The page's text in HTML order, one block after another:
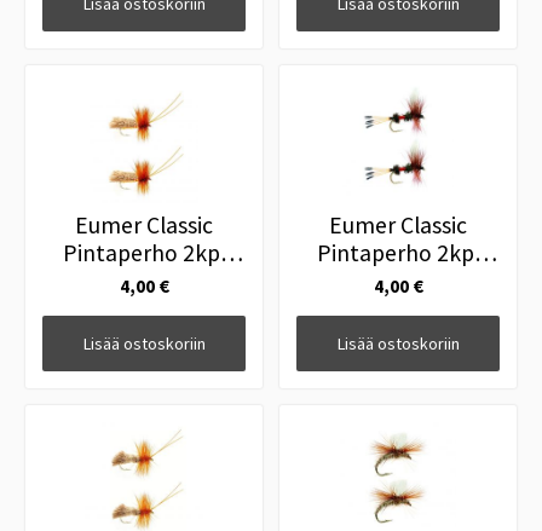
Eumer Classic
Pintaperho 2kpl
Goddard Sedge
Amber #8
4,00 €
Lisää ostoskoriin
Eumer Classic
Pintaperho 2kpl
Royal Coachman
#14
4,00 €
Lisää ostoskoriin